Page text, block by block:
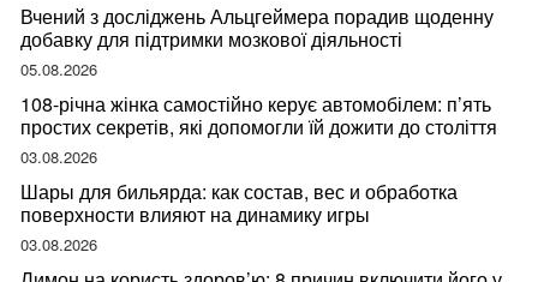
Вчений з досліджень Альцгеймера порадив щоденну
добавку для підтримки мозкової діяльності
05.08.2026
108-річна жінка самостійно керує автомобілем: п’ять
простих секретів, які допомогли їй дожити до століття
03.08.2026
Шары для бильярда: как состав, вес и обработка
поверхности влияют на динамику игры
03.08.2026